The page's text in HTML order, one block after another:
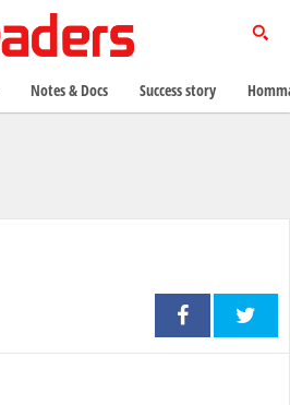
Notes & Docs Success story